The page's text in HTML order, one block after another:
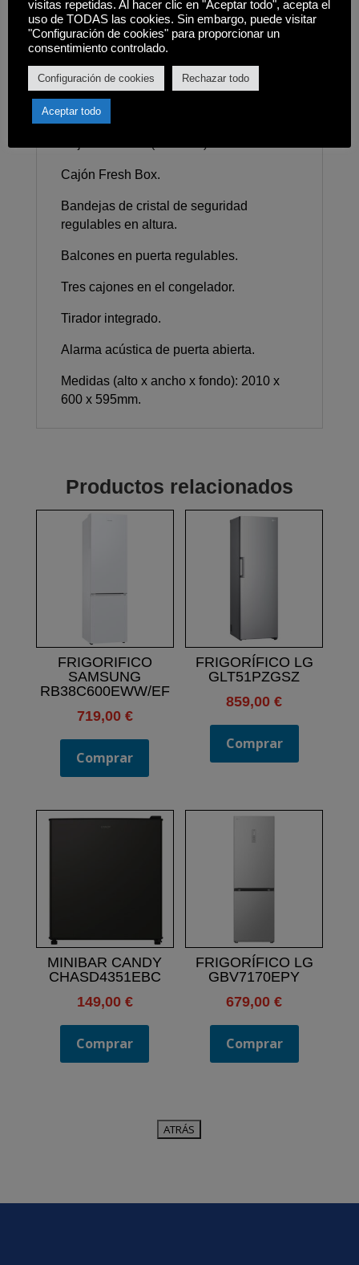
congelador.
Función Vacaciones.
Congelación y enfriamiento rápido.
Iluminación interior LED.
Cajón Fresh Box.
Bandejas de cristal de seguridad
regulables en altura.
Balcones en puerta regulables.
Tres cajones en el congelador.
Tirador integrado.
Alarma acústica de puerta abierta.
Medidas (alto x ancho x fondo): 2010 x
600 x 595mm.
Productos relacionados
FRIGORIFICO
SAMSUNG
RB38C600EWW/EF
719,00 €
Comprar
FRIGORÍFICO LG
GLT51PZGSZ
859,00€
Comprar
MINIBAR CANDY
CHASD4351EBC
149,00 €
Comprar
FRIGORÍFICO LG
GBV7170EPY
679,00€
Comprar
visitas repetidas. Al hacer clic en "Aceptar todo", acepta el
uso de TODAS las cookies. Sin embargo, puede visitar
"Configuración de cookies" para proporcionar un
consentimiento controlado.
Configuración de cookies Rechazar todo
Aceptar todo